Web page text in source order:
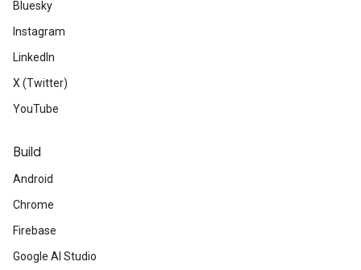
Bluesky
Instagram
LinkedIn
X (Twitter)
YouTube
Build
Android
Chrome
Firebase
Google AI Studio